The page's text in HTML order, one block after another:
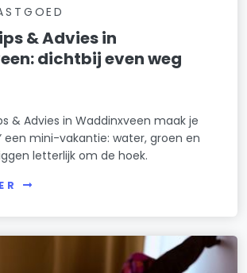
& Advies in
dichtbij even weg
& Advies in Waddinxveen maak je
een mini-vakantie: water, groen en
letterlijk om de hoek.